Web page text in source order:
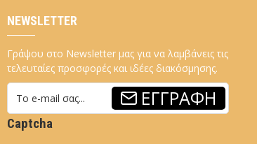
NEWSLETTER
Γράψου στο Newsletter μας για να λαμβάνεις τις
τελευταίες προσφορές και ιδέες διακόσμησης.
ΕΓΓΡΑΦΉ
Captcha